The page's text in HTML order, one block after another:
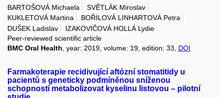
BARTOŠOVÁ Michaela
SVĚTLÁK Miroslav
KUKLETOVÁ Martina
BOŘILOVÁ LINHARTOVÁ Petra
DUŠEK Ladislav
IZAKOVIČOVÁ HOLLÁ Lydie
Peer-reviewed scientific article
BMC Oral Health , year: 2019, volume: 19, edition: 33, DOI
Farmakoterapie recidivující aftózní stomatitidy u
pacientů s geneticky podmíněnou sníženou
schopností metabolizovat kyselinu listovou – pilotní